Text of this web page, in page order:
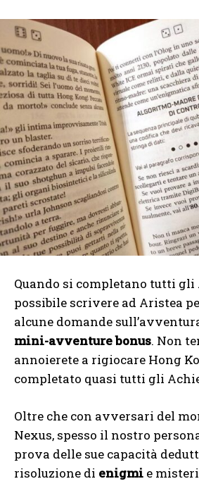
Quando si completano tutti gli
possibile scrivere ad Aristea
alcune domande
mini-avventure bonus. Non
annoierete a rigiocare Hong
completato quasi tutti gli
Oltre che con avversari del
Nexus, spesso il nostro
prova delle sue capacità
risoluzione di enigmi e